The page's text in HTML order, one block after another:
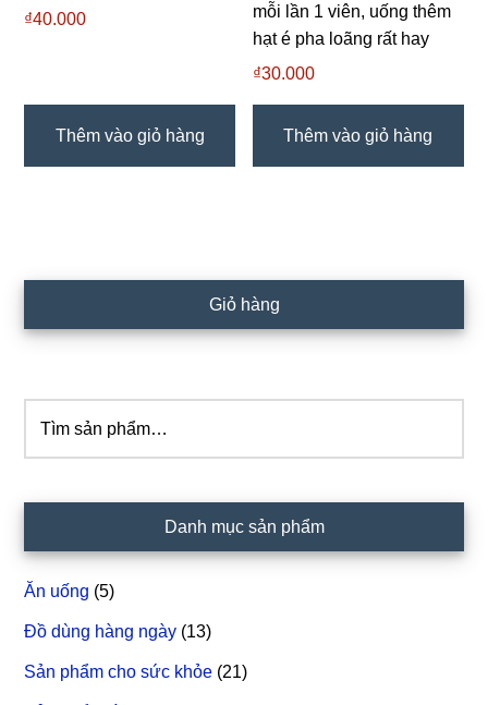
₫40.000
Thêm vào giỏ hàng
mỗi lần 1 viên, uống thêm
hạt é pha loãng rất hay
₫30.000
Thêm vào giỏ hàng
chính
Giỏ hàng
kiếm:
Danh mục sản phẩm
Ăn uống (5)
Đồ dùng hàng ngày (13)
Sản phẩm cho sức khỏe (21)